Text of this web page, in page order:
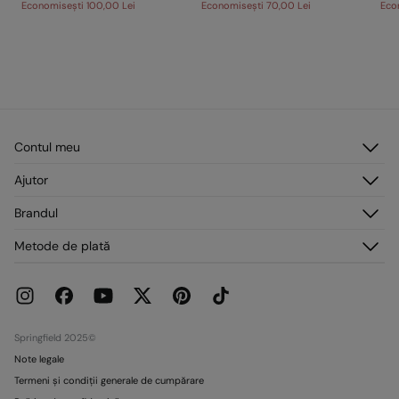
Economisești 100,00 Lei Economisești 70,00 Lei
Contul meu
Înregistrare
Adresele mele
Ajutor
Livrare
Promoții curente
Brandul
Magazine
Metode de plată
Springfield 2025©
Note legale
Termeni și condiții generale de cumpărare